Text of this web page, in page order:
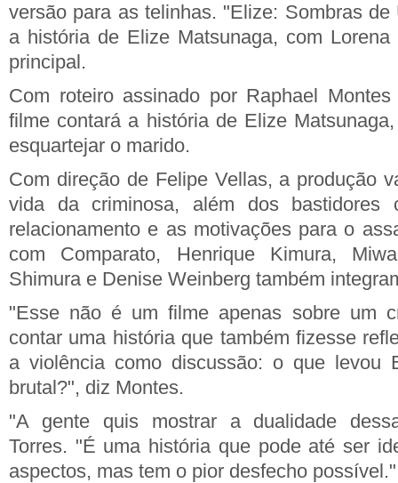
versão para as telinhas. "Elize: Sombras de
a história de Elize Matsunaga, com
principal.
Com roteiro assinado por Raphael
filme contará a história de Elize
esquartejar o marido.
Com direção de Felipe Vellas, a produção
vida da criminosa, além dos bastidores
relacionamento e as motivações para o
com Comparato, Henrique Kimura,
Shimura e Denise Weinberg também
"Esse não é um filme apenas sobre um
contar uma história que também fizesse
a violência como discussão: o que levou
brutal?", diz Montes.
"A gente quis mostrar a dualidade
Torres. "É uma história que pode até ser
aspectos, mas tem o pior desfecho possível."